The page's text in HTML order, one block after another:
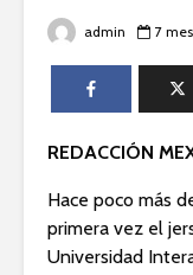
admin 7
REDACCIÓN
Hace poco más
primera vez el
Universidad